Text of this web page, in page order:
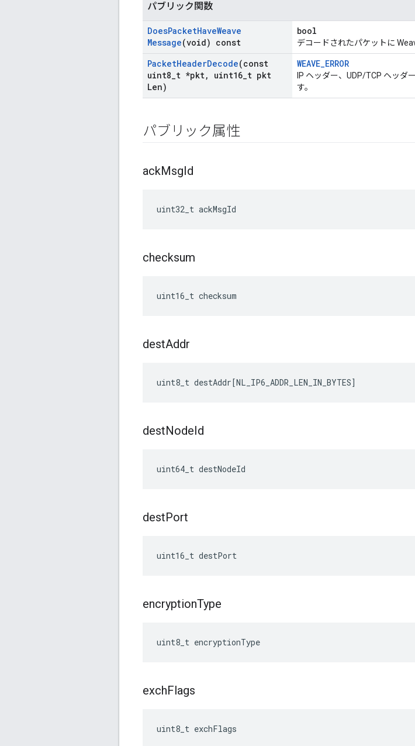
パブリック関数
DoesPacketHaveWeave
Message(void) const
bool
デコードされたパケットに
PacketHeaderDecode(const
uint8 t *pkt, uint16 t pkt
Len)
WEAVE_ERROR
IP ヘッダー、UDP/TCP ヘッダ
す。
パブリック属性
ackMsgId
uint32_t ackMsgId
checksum
uint16_t checksum
destAddr
uint8_t destAddr[NL_IP6_ADDR_LEN_IN_BYTES]
destNodeId
uint64_t destNodeId
destPort
uint16_t destPort
encryptionType
uint8_t encryptionType
exchFlags
uint8_t exchFlags